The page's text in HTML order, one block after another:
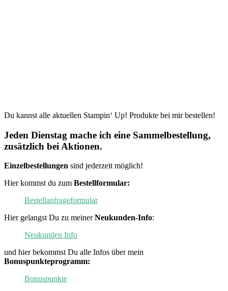
Du kannst alle aktuellen Stampin‘ Up! Produkte bei mir bestellen!
Jeden Dienstag mache ich eine Sammelbestellung,
zusätzlich bei Aktionen.
Einzelbestellungen sind jederzeit möglich!
Hier kommst du zum Bestellformular:
Bestellanfrageformular
Hier gelangst Du zu meinerNeukunden-Info:
Neukunden Info
und hier bekommst Du alle Infos über mein
Bonuspunkteprogramm:
Bonuspunkte